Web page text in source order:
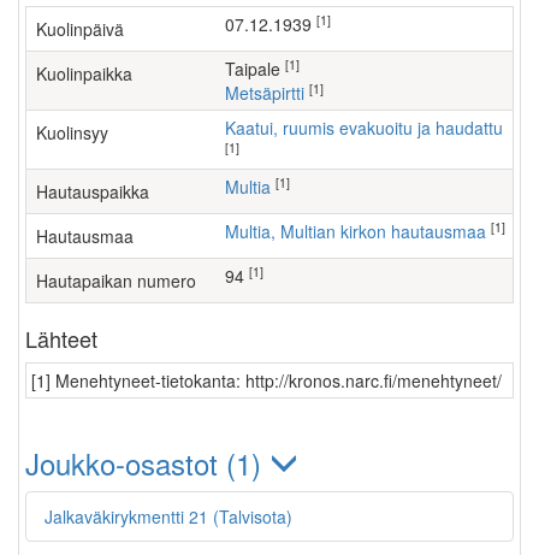
Kuolinpäivä 07.12.1939 [1]
Kuolinpaikka Taipale [1]
Metsäpirtti [1]
Kuolinsyy Kaatui, ruumis evakuoitu ja haudattu
[1]
Hautauspaikka Multia [1]
Hautausmaa Multia, Multian kirkon hautausmaa [1]
Hautapaikan numero 94 [1]
Lähteet
[1] Menehtyneet-tietokanta: http://kronos.narc.fi/menehtyneet/
Joukko-osastot (1)
Jalkaväkirykmentti 21 (Talvisota)